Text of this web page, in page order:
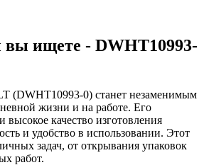
ищете - DWHT10993-
(DWHT10993-0) станет незаменимым
жизни и на работе. Его
качество изготовления
и удобство в использовании. Этот
задач, от открывания упаковок
работ.